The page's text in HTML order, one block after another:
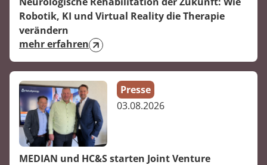
Kinder-und Jugendreha
Gastroenterologie
Geriatrie
Gynäkologie
HTS & Cochlea
Prävention
Nachsorge
Energiepolitik
Publikationsdatenbank
Kosten & Kostenträger
Zuzahlung & Befreiung
Reha Checkliste
Über MEDIAN
Kooperationen
Blog
Karriere
Robotik, KI und Virtual Reality die Therapie
verändern
mehr erfahren
Presse
03.08.2026
MEDIAN und HC&S starten Joint Venture